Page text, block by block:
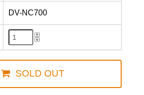
DV-NC700
SOLD OUT